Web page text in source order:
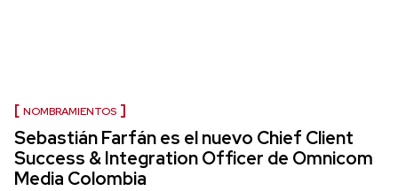
NOMBRAMIENTOS
Sebastián Farfán es el nuevo Chief Client
Success & Integration Officer de Omnicom
Media Colombia